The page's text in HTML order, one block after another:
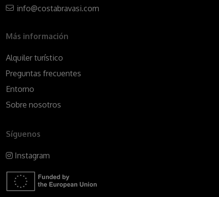
info@costabravasi.com
Más información
Alquiler turístico
Preguntas frecuentes
Entorno
Sobre nosotros
Síguenos
Instagram